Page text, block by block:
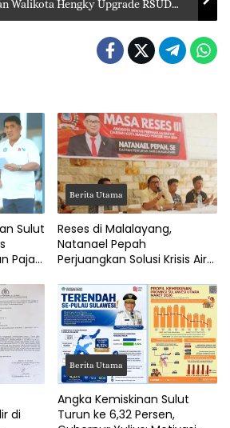
Walikota Hengky Upgrade RSUD
Sulut
Pajak
Berita Utama
Reses di Malalayang,
Natanael Pepah
Perjuangkan Solusi Krisis Air
DPRD Manado
di
Berita Utama
Angka Kemiskinan Sulut
Turun ke 6,32 Persen,